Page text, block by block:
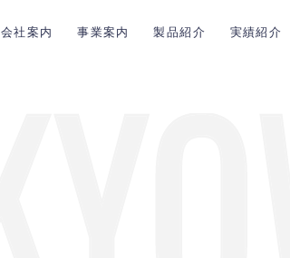
会社案内 事業案内 製品紹介 実績紹介